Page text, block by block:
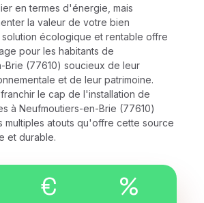
en termes d'énergie, mais
la valeur de votre bien
solution écologique et rentable offre
pour les habitants de
Brie (77610) soucieux de leur
et de leur patrimoine.
le cap de l'installation de
à Neufmoutiers-en-Brie (77610)
multiples atouts qu'offre cette source
et durable.
€ %